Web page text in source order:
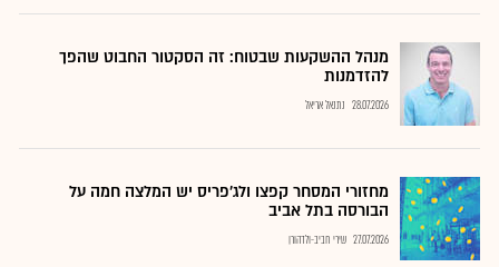
מנהל ההשקעות שבטוח: זה הסקטור החבוט שהפך
להזדמנות
28.07.2026 נתנאל אריאל
מחזורי המסחר קפצו ולג'פריס יש המלצה חמה על
הבורסה בתל אביב
27.07.2026 שירי חביב-ולדהורן